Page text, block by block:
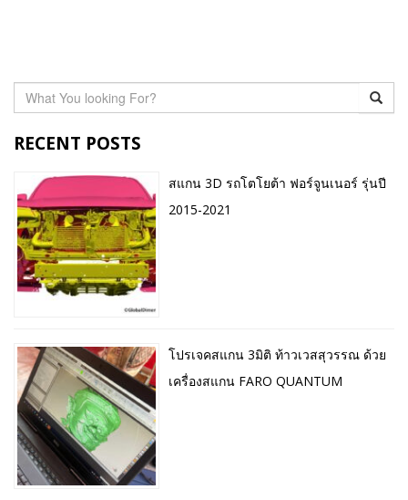
RECENT POSTS
สแกน 3D รถโตโยต้า ฟอร์จูนเนอร์ รุ่นปี
2015-2021
โปรเจคสแกน 3มิติ ท้าวเวสสุวรรณ ด้วย
เครื่องสแกน FARO QUANTUM